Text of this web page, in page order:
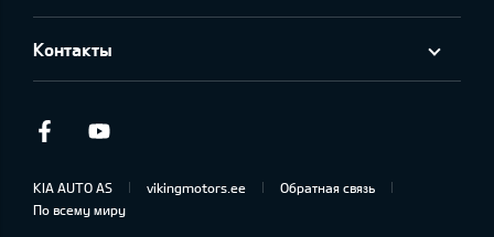
Контакты
Facebook
KIA AUTO AS vikingmotors.ee
Обратная связь
По всему миру